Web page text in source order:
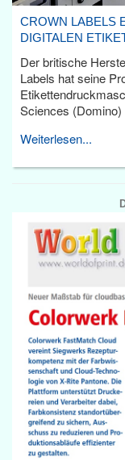
CROWN LABELS
DIGITALEN
Der britische
Labels hat seine
Sciences (Domino)
Weiterlesen...